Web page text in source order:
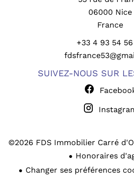
06000 Nice
France
+33 4 93 54 56
SUIVEZ-NOUS SUR
©2026 FDS Immobilier Carré
Honoraires
Changer ses préférences